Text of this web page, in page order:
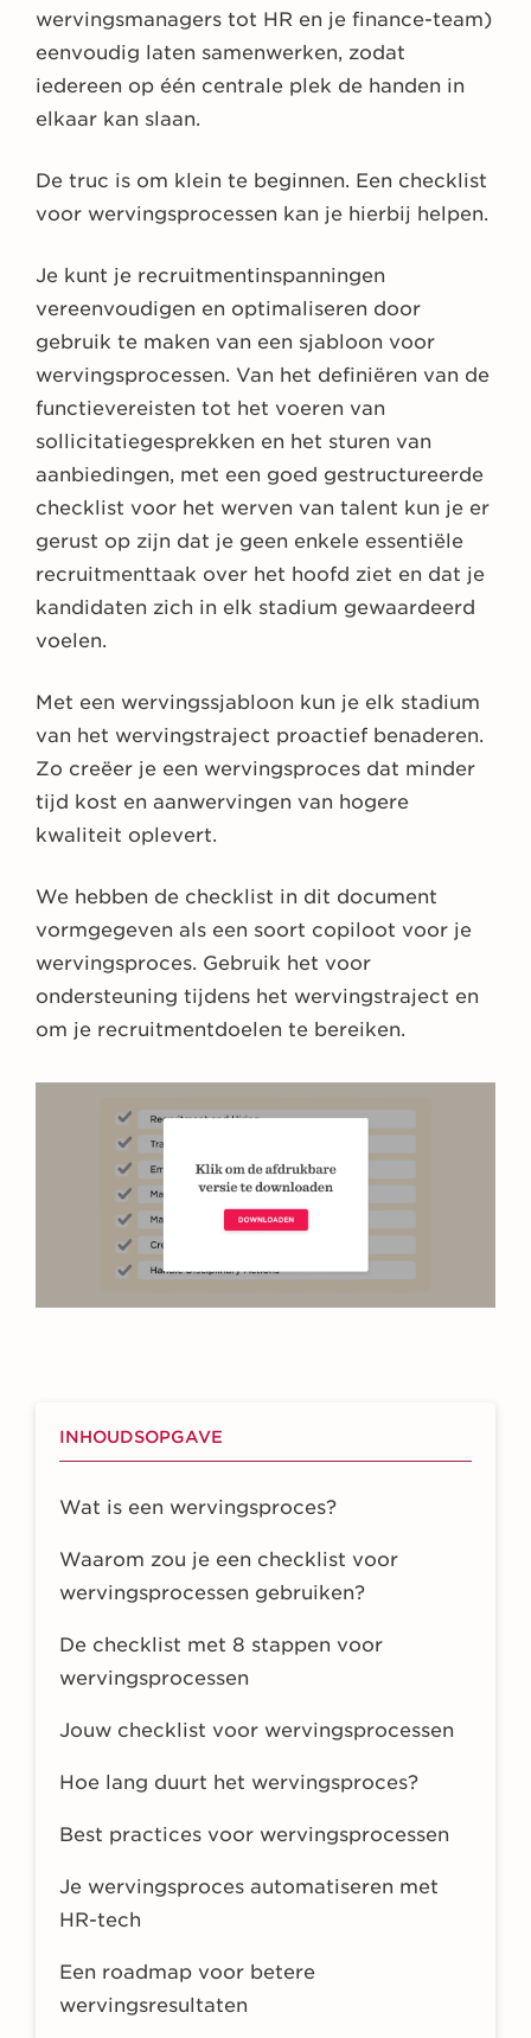
wervingsmanagers tot HR en je finance-team)
eenvoudig laten samenwerken, zodat
iedereen op één centrale plek de handen in
elkaar kan slaan.
De truc is om klein te beginnen. Een checklist
voor wervingsprocessen kan je hierbij helpen.
Je kunt je recruitmentinspanningen
vereenvoudigen en optimaliseren door
gebruik te maken van een sjabloon voor
wervingsprocessen. Van het definiëren van de
functievereisten tot het voeren van
sollicitatiegesprekken en het sturen van
aanbiedingen, met een goed gestructureerde
checklist voor het werven van talent kun je er
gerust op zijn dat je geen enkele essentiële
recruitmenttaak over het hoofd ziet en dat je
kandidaten zich in elk stadium gewaardeerd
voelen.
Met een wervingssjabloon kun je elk stadium
van het wervingstraject proactief benaderen.
Zo creëer je een wervingsproces dat minder
tijd kost en aanwervingen van hogere
kwaliteit oplevert.
We hebben de checklist in dit document
vormgegeven als een soort copiloot voor je
wervingsproces. Gebruik het voor
ondersteuning tijdens het wervingstraject en
om je recruitmentdoelen te bereiken.
INHOUDSOPGAVE
Wat is een wervingsproces?
Waarom zou je een checklist voor
wervingsprocessen gebruiken?
De checklist met 8 stappen voor
wervingsprocessen
Jouw checklist voor wervingsprocessen
Hoe lang duurt het wervingsproces?
Best practices voor wervingsprocessen
Je wervingsproces automatiseren met
HR-tech
Een roadmap voor betere
wervingsresultaten